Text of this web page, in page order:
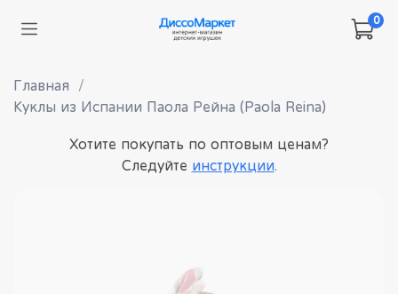
0
Главная
Куклы из Испании Паола Рейна (Paola Reina)
Хотите покупать по оптовым ценам?
Следуйте инструкции.